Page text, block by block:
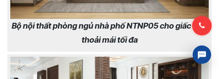
Bộ nội thất phòng ngủ nhà phố NTNP05 cho giấc ngủ
thoải mái tối đa